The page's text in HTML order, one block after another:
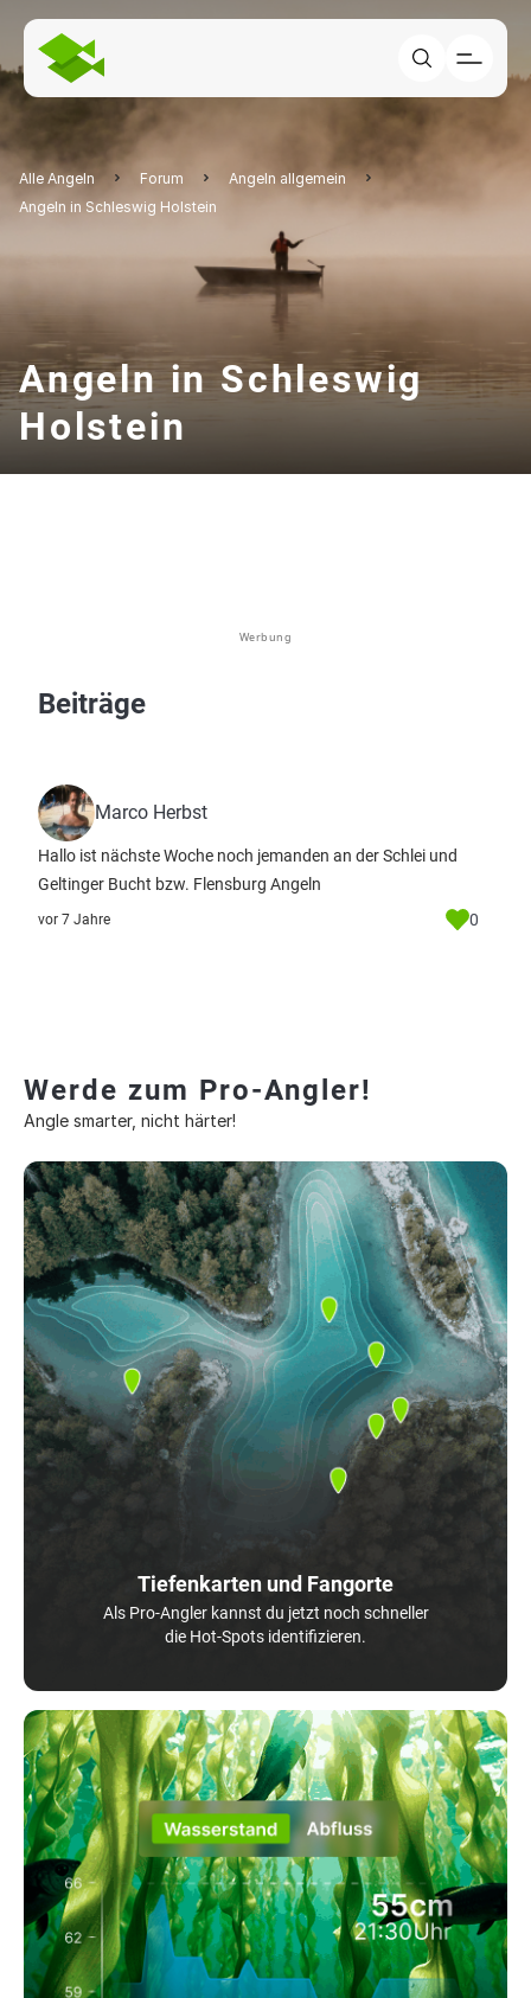
Alle Angeln Forum
Angeln allgemein
Angeln in Schleswig Holstein
Angeln in Schleswig
Holstein
Werbung
Beiträge
Marco Herbst
Hallo ist nächste Woche noch jemanden an der Schlei und
Geltinger Bucht bzw. Flensburg Angeln
vor 7 Jahre 0
Werde zum Pro-Angler!
Angle smarter, nicht härter!
Tiefenkarten und Fangorte
Als Pro-Angler kannst du jetzt noch schneller
die Hot-Spots identifizieren.